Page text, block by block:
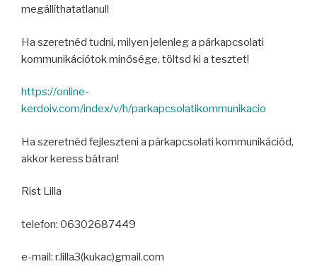
megállíthatatlanul!
Ha szeretnéd tudni, milyen jelenleg a párkapcsolati
kommunikációtok minősége, töltsd ki a tesztet!
https://online-
kerdoiv.com/index/v/h/parkapcsolatikommunikacio
Ha szeretnéd fejleszteni a párkapcsolati kommunikációd,
akkor keress bátran!
Rist Lilla
telefon: 06302687449
e-mail: r.lilla3(kukac)gmail.com